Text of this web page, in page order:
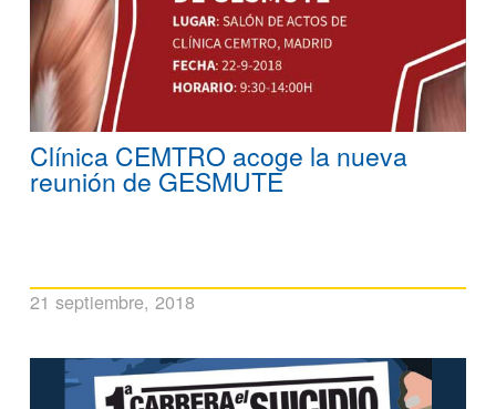
Clínica CEMTRO acoge la nueva
reunión de GESMUTE
21 septiembre, 2018